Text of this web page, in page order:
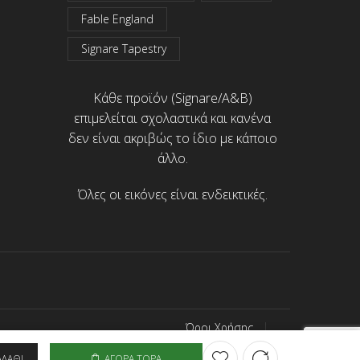
Fable England
Signare Tapestry
Κάθε προϊόν (Signare/A&B)
επιμελείται σχολαστικά και κανένα
δεν είναι ακριβώς το ίδιο με κάποιο
άλλο.
Όλες οι εικόνες είναι ενδεικτικές.
Όροι Χρήσης
Προσωπικά Δεδομένα